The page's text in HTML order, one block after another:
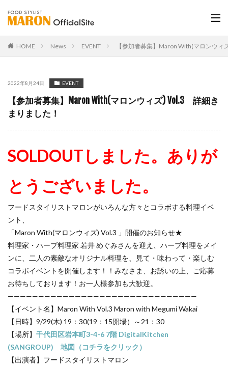
HOME News EVENT 【参加者募集】Maron With(マロンウ
2022年8月24日 EVENT
【参加者募集】Maron With(マロンウィズ) Vol.3 詳細き
まりました！
SOLDOUTしました。ありが
とうございました。
フードスタイリストマロンがいろんな方々とコラボする料理イベ
ント、
「Maron With(マロンウィズ) Vol.3 」開催のお知らせ★
料理家・ハーブ料理家 若井 めぐみさんを迎え、ハーブ料理をメイ
ンに、二人の素敵なオリジナル料理を、見て・味わって・楽しむ
コラボイベントを開催します！！みなさま、お誘いの上、ご応募
お待ちしております！お一人様参加も大歓迎。
———————————————————————————————
【イベント名】Maron With Vol.3 Maron with Megumi Wakai
【日時】9/29(木) 19：30(19：15開場）～21：30
【場所】 千代田区岩本町3-4-6 7階 DigitalKitchen
(SANGROUP) 地図（コチラをクリック）
【出演者】フードスタイリストマロン